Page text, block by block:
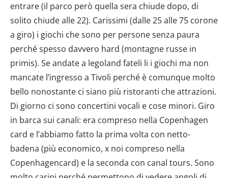
entrare (il parco però quella sera chiude dopo, di
solito chiude alle 22). Carissimi (dalle 25 alle 75 corone
a giro) i giochi che sono per persone senza paura
perché spesso davvero hard (montagne russe in
primis). Se andate a legoland fateli li i giochi ma non
mancate l’ingresso a Tivoli perché è comunque molto
bello nonostante ci siano più ristoranti che attrazioni.
Di giorno ci sono concertini vocali e cose minori. Giro
in barca sui canali: era compreso nella Copenhagen
card e l’abbiamo fatto la prima volta con netto-
badena (più economico, x noi compreso nella
Copenhagencard) e la seconda con canal tours. Sono